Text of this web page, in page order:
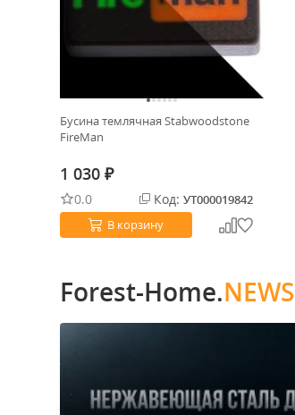
Бусина темлячная Stabwoodstone
FireMan
1 030 ₽
0.0 Код: УТ000019842
В корзину
Forest-Home.NEWS